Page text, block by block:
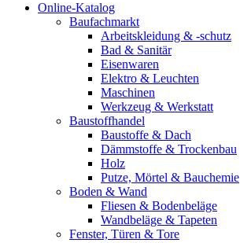
Online-Katalog
Baufachmarkt
Arbeitskleidung & -schutz
Bad & Sanitär
Eisenwaren
Elektro & Leuchten
Maschinen
Werkzeug & Werkstatt
Baustoffhandel
Baustoffe & Dach
Dämmstoffe & Trockenbau
Holz
Putze, Mörtel & Bauchemie
Boden & Wand
Fliesen & Bodenbeläge
Wandbeläge & Tapeten
Fenster, Türen & Tore